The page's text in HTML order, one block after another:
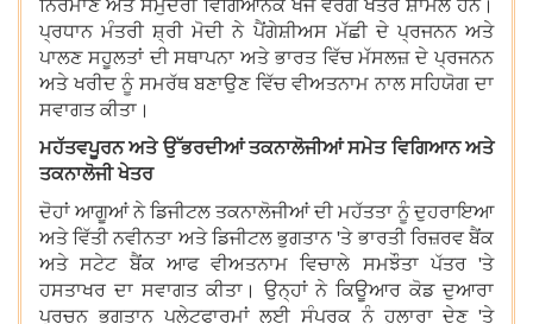
ਪ੍ਰਧਾਨ ਮੰਤਰੀ ਸ਼੍ਰੀ ਮੋਦੀ ਨੇ ਪੈਂਗੇਸ਼ੀਅਸ ਮੱਛੀ ਦੇ ਪ੍ਰਜਨਨ ਅਤੇ
ਪਾਲਣ ਸਹੂਲਤਾਂ ਦੀ ਸਥਾਪਨਾ ਅਤੇ ਭਾਰਤ ਵਿੱਚ ਮੱਸਲਜ਼ ਦੇ ਪ੍ਰਜਨਨ
ਅਤੇ ਖਰੀਦ ਨੂੰ ਸਮਰੱਥ ਬਣਾਉਣ ਵਿੱਚ ਵੀਅਤਨਾਮ ਨਾਲ ਸਹਿਯੋਗ ਦਾ
ਸਵਾਗਤ ਕੀਤਾ।
ਮਹੱਤਵਪੂਰਨ ਅਤੇ ਉੱਭਰਦੀਆਂ ਤਕਨਾਲੋਜੀਆਂ ਸਮੇਤ ਵਿਗਿਆਨ ਅਤੇ
ਤਕਨਾਲੋਜੀ ਖੇਤਰ
ਦੋਹਾਂ ਆਗੂਆਂ ਨੇ ਡਿਜੀਟਲ ਤਕਨਾਲੋਜੀਆਂ ਦੀ ਮਹੱਤਤਾ ਨੂੰ ਦੁਹਰਾਇਆ
ਅਤੇ ਵਿੱਤੀ ਨਵੀਨਤਾ ਅਤੇ ਡਿਜੀਟਲ ਭੁਗਤਾਨ 'ਤੇ ਭਾਰਤੀ ਰਿਜ਼ਰਵ ਬੈਂਕ
ਅਤੇ ਸਟੇਟ ਬੈਂਕ ਆਫ ਵੀਅਤਨਾਮ ਵਿਚਾਲੇ ਸਮਝੌਤਾ ਪੱਤਰ 'ਤੇ
ਹਸਤਾਖਰ ਦਾ ਸਵਾਗਤ ਕੀਤਾ। ਉਨ੍ਹਾਂ ਨੇ ਕਿਊਆਰ ਕੋਡ ਦੁਆਰਾ
ਪ੍ਰਚੂਨ ਭੁਗਤਾਨ ਪਲੇਟਫਾਰਮਾਂ ਲਈ ਸੰਪਰਕ ਨੂੰ ਹੁਲਾਰਾ ਦੇਣ 'ਤੇ